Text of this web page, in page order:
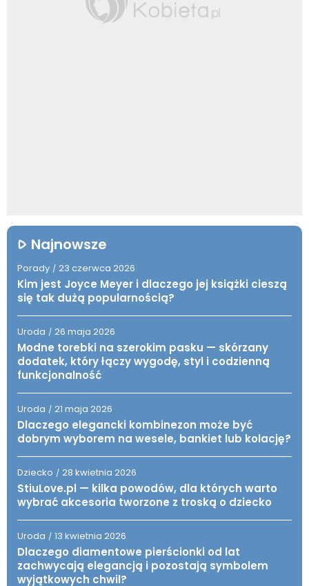
Najnowsze
Porady / 23 czerwca 2026
Kim jest Joyce Meyer i dlaczego jej książki cieszą
się tak dużą popularnością?
Uroda / 26 maja 2026
Modne torebki na szerokim pasku — skórzany
dodatek, który łączy wygodę, styl i codzienną
funkcjonalność
Uroda / 21 maja 2026
Dlaczego elegancki kombinezon może być
dobrym wyborem na wesele, bankiet lub kolację?
Dziecko / 28 kwietnia 2026
StiuLove.pl — kilka powodów, dla których warto
wybrać akcesoria tworzone z troską o dziecko
Uroda / 13 kwietnia 2026
Dlaczego diamentowe pierścionki od lat
zachwycają elegancją i pozostają symbolem
wyjątkowych chwil?